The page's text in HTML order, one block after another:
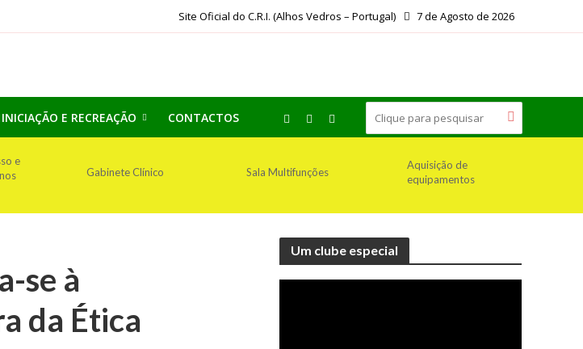
Site Oficial do C.R.I. (Alhos Vedros – Portugal) 7 de Agosto de 2026
INICIAÇÃO E RECREAÇÃO CONTACTOS
e
Gabinete Clínico Sala Multifunções
Aquisição de
equipamentos
se à
da Ética
Um clube especial